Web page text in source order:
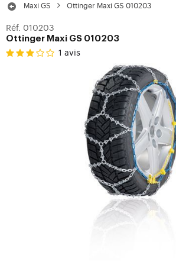
Maxi GS Ottinger Maxi GS 010203
Réf. 010203
Ottinger Maxi GS 010203
1 avis